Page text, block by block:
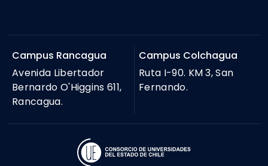
Campus Rancagua
Avenida Libertador
Bernardo O'Higgins 611,
Rancagua.
Campus Colchagua
Ruta I-90. KM 3, San
Fernando.